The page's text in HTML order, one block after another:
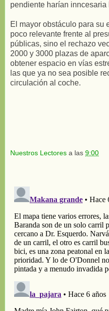
pendiente harían
El mayor obstáculo para su
poco relevante frente al
públicas, sino el rechazo
2000 y 3000 plazas de
obtener espacio en vías
las que ya no sea posible
circulación al coche.
Nuestros Lectores a las 9:00